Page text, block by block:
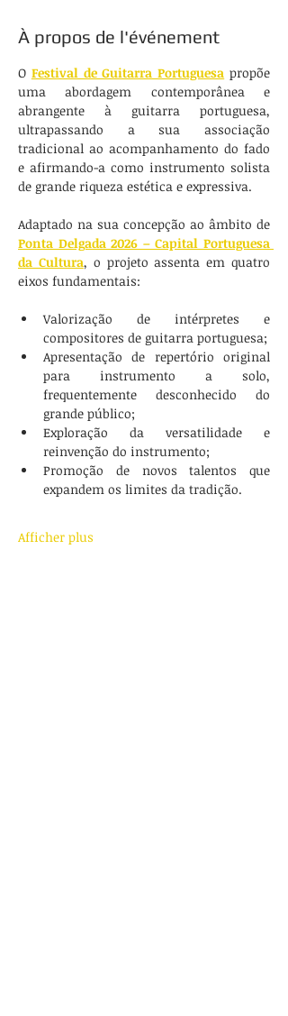
À propos de l'événement
O Festival de Guitarra Portuguesa propõe
uma abordagem contemporânea e
abrangente à guitarra portuguesa,
ultrapassando a sua associação
tradicional ao acompanhamento do fado
e afirmando-a como instrumento solista
de grande riqueza estética e expressiva.
Ponta Delgada 2026 – Capital Portuguesa
da Cultura, o projeto assenta em quatro
eixos fundamentais:
Valorização de intérpretes e
Apresentação de repertório original
para instrumento a solo,
frequentemente desconhecido do
grande público;
Exploração da versatilidade e
reinvenção do instrumento;
Promoção de novos talentos que
expandem os limites da tradição.
Afficher plus